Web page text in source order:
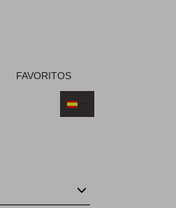
FAVORITOS